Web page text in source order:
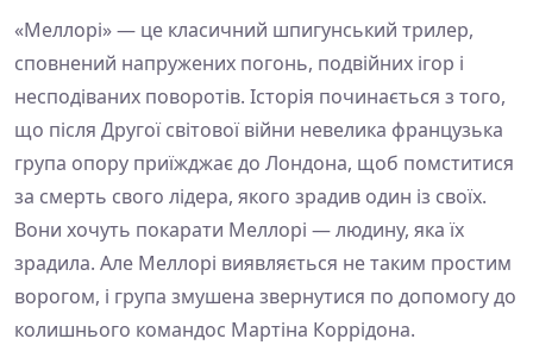
«Меллорі» — це класичний шпигунський трилер,
сповнений напружених погонь, подвійних ігор і
несподіваних поворотів. Історія починається з того,
що після Другої світової війни невелика французька
група опору приїжджає до Лондона, щоб помститися
за смерть свого лідера, якого зрадив один із своїх.
Вони хочуть покарати Меллорі — людину, яка їх
зрадила. Але Меллорі виявляється не таким простим
ворогом, і група змушена звернутися по допомогу до
колишнього командос Мартіна Коррідона.